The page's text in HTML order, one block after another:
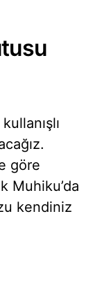
göre
Muhiku’da
kendiniz